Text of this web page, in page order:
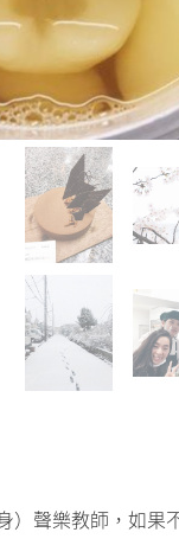
聲樂教師，如